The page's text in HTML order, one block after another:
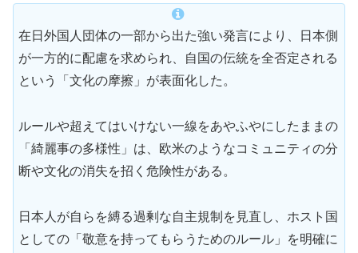
在日外国人団体の一部から出た強い発言により、日本側
が一方的に配慮を求められ、自国の伝統を全否定される
という「文化の摩擦」が表面化した。
ルールや超えてはいけない一線をあやふやにしたままの
「綺麗事の多様性」は、欧米のようなコミュニティの分
断や文化の消失を招く危険性がある。
日本人が自らを縛る過剰な自主規制を見直し、ホスト国
としての「敬意を持ってもらうためのルール」を明確に